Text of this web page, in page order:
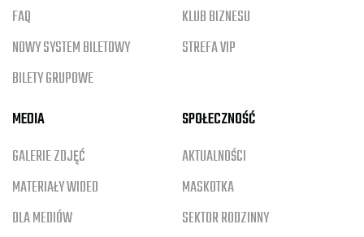
FAQ
NOWY SYSTEM BILETOWY
BILETY GRUPOWE
KLUB BIZNESU
STREFA VIP
MEDIA
GALERIE ZDJĘĆ
MATERIAŁY WIDEO
DLA MEDIÓW
SPOŁECZNOŚĆ
AKTUALNOŚCI
MASKOTKA
SEKTOR RODZINNY